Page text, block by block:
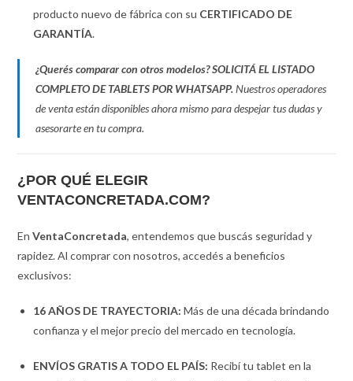
producto nuevo de fábrica con su CERTIFICADO DE
GARANTÍA.
¿Querés comparar con otros modelos?SOLICITÁ EL LISTADO
COMPLETO DE TABLETS POR WHATSAPP.Nuestros operadores
de venta están disponibles ahora mismo para despejar tus dudas y
asesorarte en tu compra.
¿POR QUÉ ELEGIR
VENTACONCRETADA.COM?
EnVentaConcretada, entendemos que buscás seguridad y
rapidez. Al comprar con nosotros, accedés a beneficios
exclusivos:
16 AÑOS DE TRAYECTORIA: Más de una década brindando
confianza y el mejor precio del mercado en tecnología.
ENVÍOS GRATIS A TODO EL PAÍS: Recibí tu tablet en la